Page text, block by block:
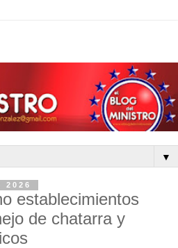
▼
2026
establecimientos
de chatarra y